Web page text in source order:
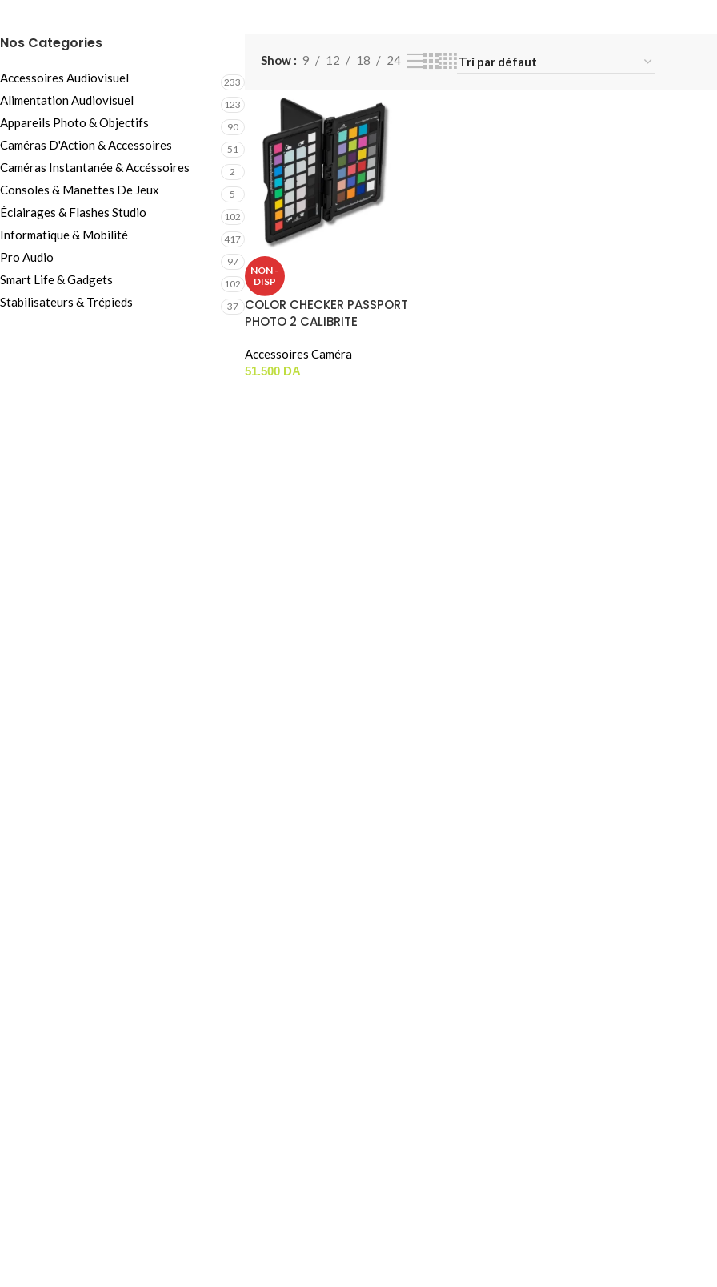
Nos Categories
Accessoires Audiovisuel 233
Alimentation Audiovisuel 123
Appareils Photo & Objectifs 90
Caméras D'Action & Accessoires 51
Caméras Instantanée & Accéssoires 2
Consoles & Manettes De Jeux 5
Éclairages & Flashes Studio 102
Informatique & Mobilité 417
Pro Audio 97
Smart Life & Gadgets 102
Stabilisateurs & Trépieds 37
Show 9 12 18 24
NON -
DISP
COLOR CHECKER PASSPORT
PHOTO 2 CALIBRITE
Accessoires Caméra
51.500 DA